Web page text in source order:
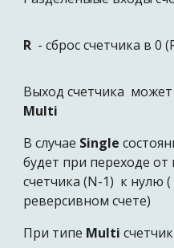
R -сброс счетчика в 0 (
Выход счетчика
Multi
В случае Single
будет при переходе
счетчика (N-1) к нулю
реверсивном счете)
При типе Multi